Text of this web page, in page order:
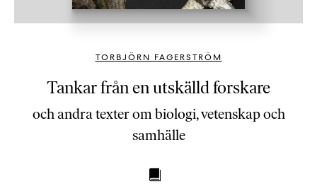
b
k
e
r
o
n
n
Tankar från en utskälld forskare
och andra texter om biologi, vetenskap och
samhälle
TORBJÖRN FAGERSTRÖM